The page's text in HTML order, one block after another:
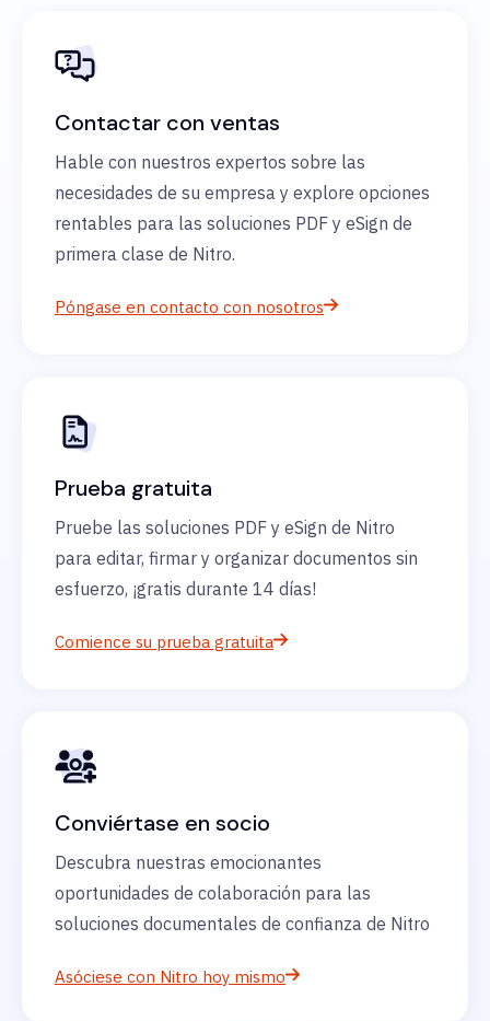
Contactar con ventas
Hable con nuestros expertos sobre las
necesidades de su empresa y explore opciones
rentables para las soluciones PDF y eSign de
primera clase de Nitro.
Póngase en contacto con nosotros
Prueba gratuita
Pruebe las soluciones PDF y eSign de Nitro
para editar, firmar y organizar documentos sin
esfuerzo, ¡gratis durante 14 días!
Comience su prueba gratuita
Conviértase en socio
Descubra nuestras emocionantes
oportunidades de colaboración para las
soluciones documentales de confianza de Nitro
Asóciese con Nitro hoy mismo